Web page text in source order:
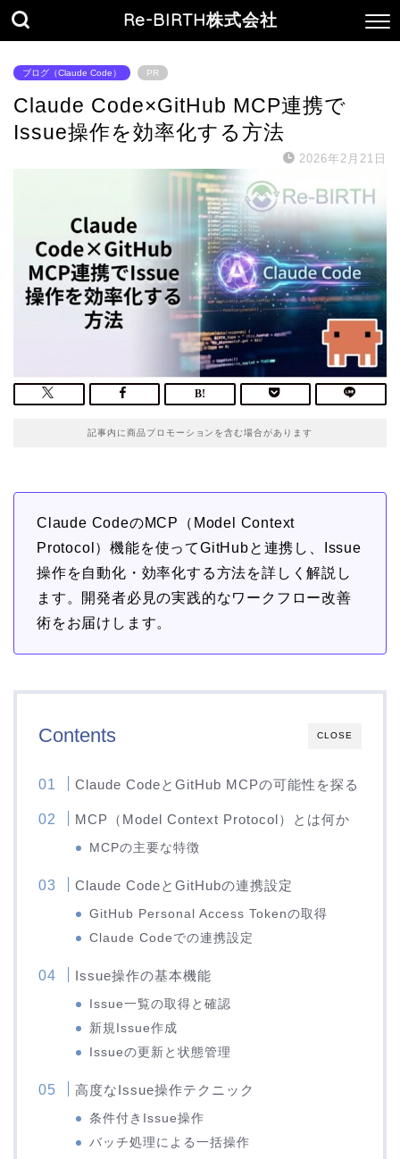
Re-BIRTH株式会社
ブログ（Claude Code） PR
Claude Code×GitHub MCP連携で
Issue操作を効率化する方法
2026年2月21日
記事内に商品プロモーションを含む場合があります
Claude CodeのMCP（Model Context
Protocol）機能を使ってGitHubと連携し、Issue
操作を自動化・効率化する方法を詳しく解説し
ます。開発者必見の実践的なワークフロー改善
術をお届けします。
CLOSE
Contents
Claude CodeとGitHub MCPの可能性を探る
MCP（Model Context Protocol）とは何か
MCPの主要な特徴
Claude CodeとGitHubの連携設定
GitHub Personal Access Tokenの取得
Claude Codeでの連携設定
Issue操作の基本機能
Issue一覧の取得と確認
新規Issue作成
Issueの更新と状態管理
高度なIssue操作テクニック
条件付きIssue操作
バッチ処理による一括操作